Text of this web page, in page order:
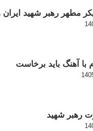
مطهر رهبر شهید
آهنگ باید برخاست
رهبر شهید